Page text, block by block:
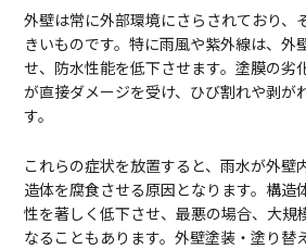
外壁は常に外部環境にさらされており、
きいものです。特に雨風や紫外線は、外
せ、防水性能を低下させます。塗膜の劣
が直接ダメージを受け、ひび割れや剥が
す。
これらの症状を放置すると、雨水が外壁
造体を腐食させる原因となります。構造
性を著しく低下させ、最悪の場合、大規
なることもあります。外壁塗装・塗り替